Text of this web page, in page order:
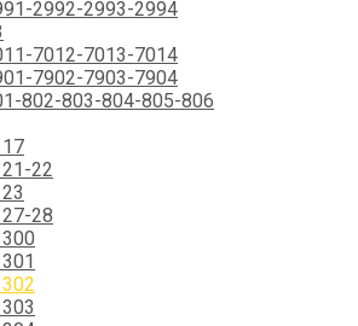
2992-2993-2994
7012-7013-7014
7902-7903-7904
802-803-804-805-806
22
28